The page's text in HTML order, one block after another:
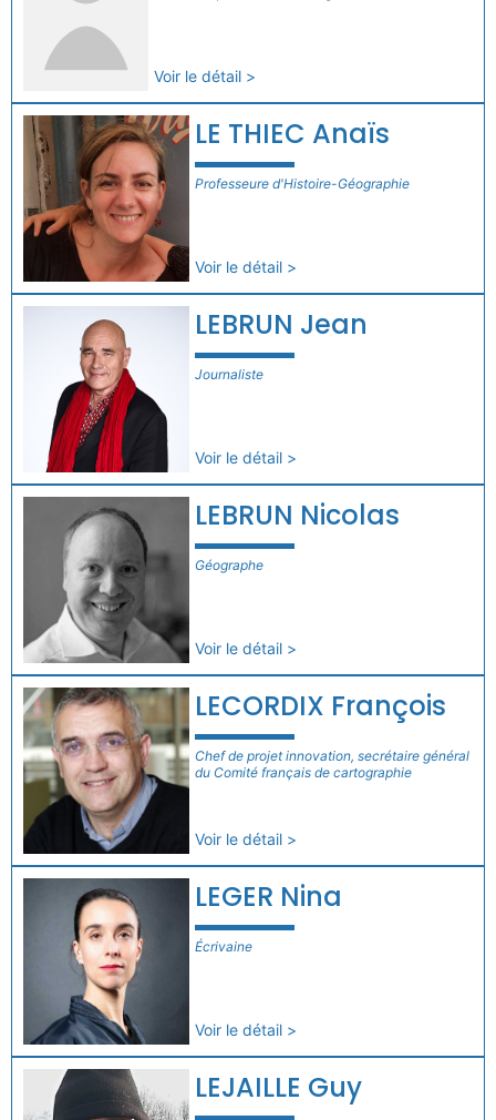
Voir le détail >
LE THIEC Anaïs
Professeure d'Histoire-Géographie
Voir le détail >
LEBRUN Jean
Journaliste
Voir le détail >
LEBRUN Nicolas
Géographe
Voir le détail >
LECORDIX François
Chef de projet innovation, secrétaire général
du Comité français de cartographie
Voir le détail >
LEGER Nina
Écrivaine
Voir le détail >
LEJAILLE Guy